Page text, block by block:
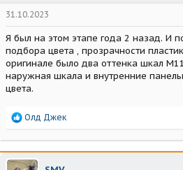
31.10.2023
Я был на этом этапе года 2 назад. И
подбора цвета , прозрачности
оригинале было два оттенка шкал
наружная шкала и внутренние
цвета.
Р
а
к
ц
Олд Джек